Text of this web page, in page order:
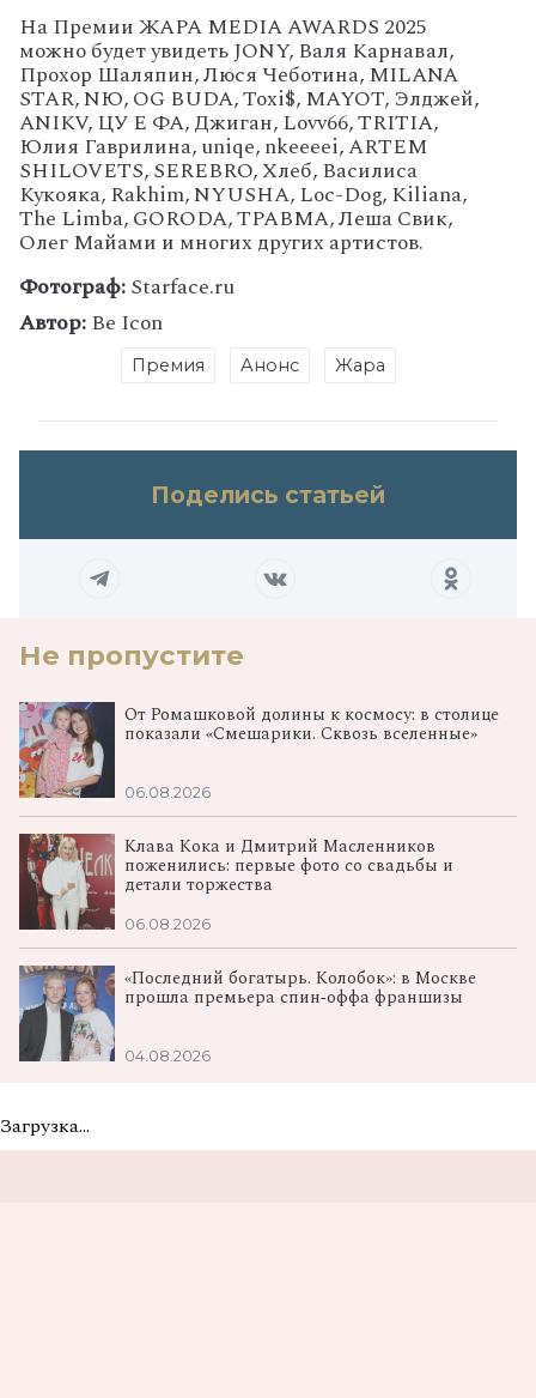
На Премии ЖАРА MEDIA AWARDS 2025
можно будет увидеть JONY, Валя Карнавал,
Прохор Шаляпин, Люся Чеботина, MILANA
STAR, NЮ, OG BUDA, Toxi$, MAYOT, Элджей,
ANIKV, ЦУ Е ФА, Джиган, Lovv66, TRITIA,
Юлия Гаврилина, uniqe, nkeeeei, ARTEM
SHILOVETS, SEREBRO, Хлеб, Василиса
Кукояка, Rakhim, NYUSHA, Loc-Dog, Kiliana,
The Limba, GORODA, ТРАВМА, Леша Свик,
Олег Майами и многих других артистов.
Фотограф:Starface.ru
Автор:Be Icon
Премия Анонс Жара
Поделись статьей
Не пропустите
От Ромашковой долины к космосу: в столице
показали «Смешарики. Сквозь вселенные»
06.08.2026
Клава Кока и Дмитрий Масленников
поженились: первые фото со свадьбы и
детали торжества
06.08.2026
«Последний богатырь. Колобок»: в Москве
прошла премьера спин‑оффа франшизы
04.08.2026
Загрузка...